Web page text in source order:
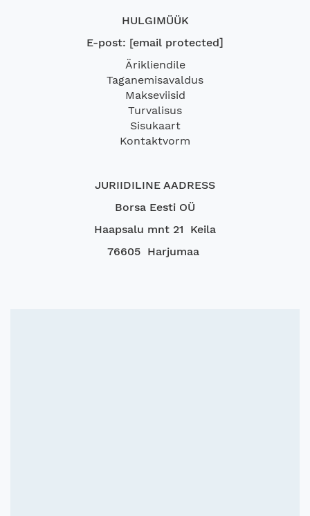
HULGIMÜÜK
E-post: [email protected]
Ärikliendile
Taganemisavaldus
Makseviisid
Turvalisus
Sisukaart
Kontaktvorm
JURIIDILINE AADRESS
Borsa Eesti OÜ
Haapsalu mnt 21 Keila
76605 Harjumaa